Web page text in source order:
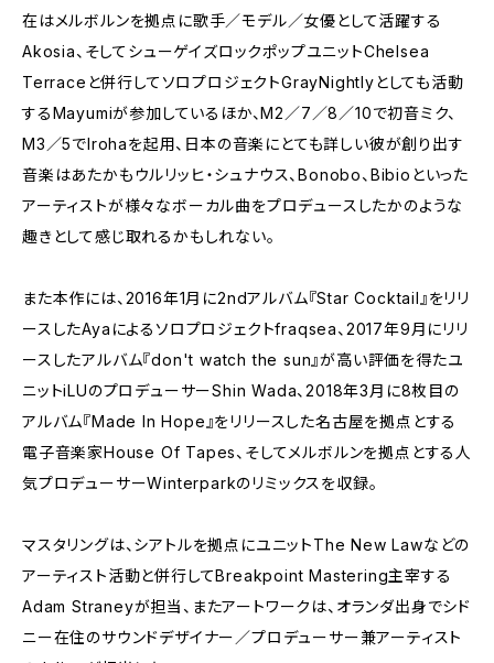
在はメルボルンを拠点に歌手／モデル／女優として活躍する
Akosia、そしてシューゲイズロックポップユニットChelsea
Terraceと併行してソロプロジェクトGrayNightlyとしても活動
するMayumiが参加しているほか、M2／7／8／10で初音ミク、
M3／5でIrohaを起用、日本の音楽にとても詳しい彼が創り出す
音楽はあたかもウルリッヒ・シュナウス、Bonobo、Bibioといった
アーティストが様々なボーカル曲をプロデュースしたかのような
趣きとして感じ取れるかもしれない。
また本作には、2016年1月に2ndアルバム『Star Cocktail』をリリ
ースしたAyaによるソロプロジェクトfraqsea、2017年9月にリリ
ースしたアルバム『don't watch the sun』が高い評価を得たユ
ニットiLUのプロデューサーShin Wada、2018年3月に8枚目の
アルバム『Made In Hope』をリリースした名古屋を拠点とする
電子音楽家House Of Tapes、そしてメルボルンを拠点とする人
気プロデューサーWinterparkのリミックスを収録。
マスタリングは、シアトルを拠点にユニットThe New Lawなどの
アーティスト活動と併行してBreakpoint Mastering主宰する
Adam Straneyが担当、またアートワークは、オランダ出身でシド
ニー在住のサウンドデザイナー／プロデューサー兼アーティスト